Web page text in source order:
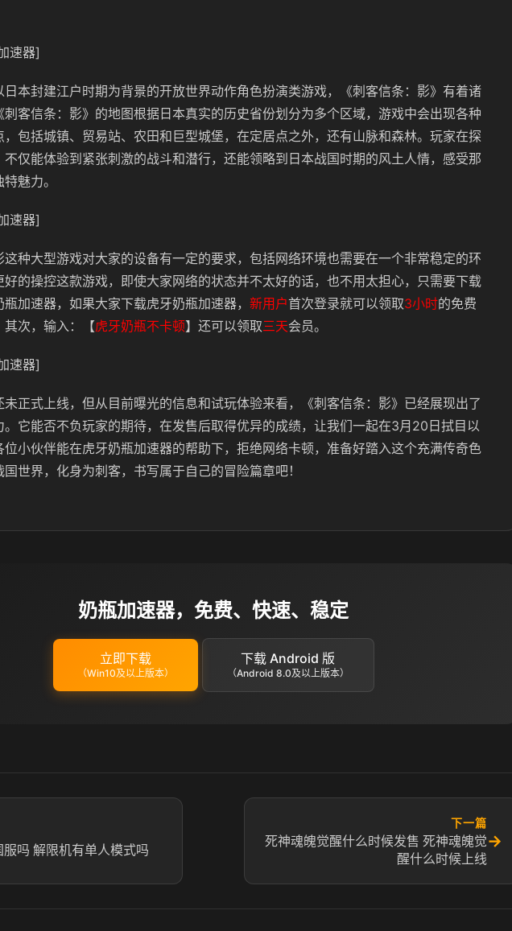
速器]
日本封建江户时期为背景的开放世界动作角色扮演类游戏，《刺客信条：影》有着诸
刺客信条：影》的地图根据日本真实的历史省份划分为多个区域，游戏中会出现各种
，包括城镇、贸易站、农田和巨型城堡，在定居点之外，还有山脉和森林。玩家在探
不仅能体验到紧张刺激的战斗和潜行，还能领略到日本战国时期的风土人情，感受那
魅力。
速器]
这种大型游戏对大家的设备有一定的要求，包括网络环境也需要在一个非常稳定的环
好的操控这款游戏，即使大家网络的状态并不太好的话，也不用太担心，只需要下载
加速器，如果大家下载虎牙奶瓶加速器， 新用户首次登录就可以领取3小时的免费
其次，输入：【虎牙奶瓶不卡顿】还可以领取三天会员。
速器]
未正式上线，但从目前曝光的信息和试玩体验来看，《刺客信条：影》已经展现出了
。它能否不负玩家的期待，在发售后取得优异的成绩，让我们一起在3月20日拭目以
位小伙伴能在虎牙奶瓶加速器的帮助下，拒绝网络卡顿，准备好踏入这个充满传奇色
世界，化身为刺客，书写属于自己的冒险篇章吧！
奶瓶加速器，免费、快速、稳定
立即下载
（Win10及以上版本）
下载 Android 版
（Android 8.0及以上版本）
吗 解限机有单人模式吗
下一篇
死神魂魄觉醒什么时候发售 死神魂魄觉
醒什么时候上线
→